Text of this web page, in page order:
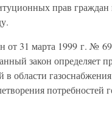
прав
от 31 марта 1999 г. №
закон определяет
области
потребностей